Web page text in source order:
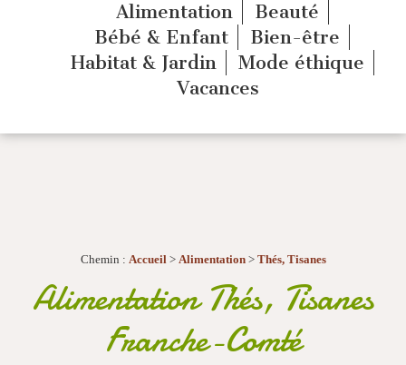
Alimentation
Beauté
Bébé & Enfant
Bien-être
Habitat & Jardin
Mode éthique
Vacances
Chemin : Accueil> Alimentation > Thés, Tisanes
Alimentation Thés, Tisanes
Franche-Comté